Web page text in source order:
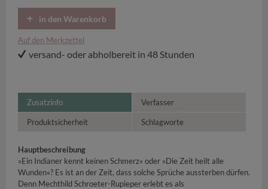
in den Warenkorb
Auf den Merkzettel
versand- oder abholbereit in 48 Stunden
Zusatzinfo Verfasser
Produktsicherheit Schlagworte
Hauptbeschreibung
»Ein Indianer kennt keinen Schmerz« oder »Die Zeit heilt alle
Wunden«? Es ist an der Zeit, dass solche Sprüche aussterben dürfen.
Denn Mechthild Schroeter-Rupieper erlebt es als